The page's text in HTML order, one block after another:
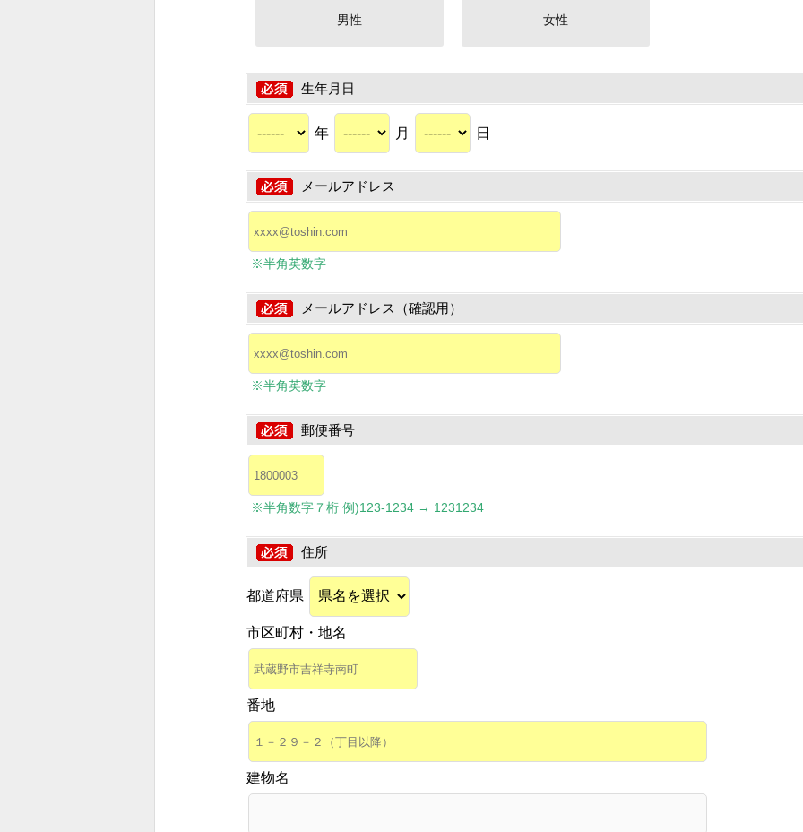
男性 女性
生年月日
年 月 日
メールアドレス
※半角英数字
メールアドレス（確認用）
※半角英数字
郵便番号
※半角数字７桁 例)123-1234 → 1231234
住所
都道府県
市区町村・地名
番地
建物名